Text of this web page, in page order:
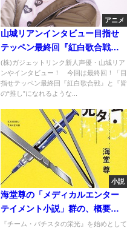
アニメ
山城リアンインタビュー目指せ
テッペン最終回『紅白歌合戦』
と『皆の“推し”になれるよう
な』と
(株)ガジェットリンク新人声優・山城リア
ンやインタビュー！ 今回は最終回！「目
指せテッペン最終回『紅白歌合戦』と『皆
の“推し”になれるような...
小説
海堂尊の「メディカルエンター
テイメント小説」群の、概要と
本質
『チーム・バチスタの栄光』を始めとして